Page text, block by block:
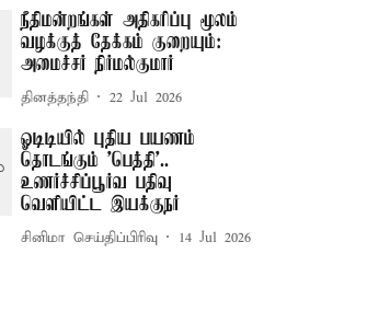
நீதிமன்றங்கள் அதிகரிப்பு மூலம்
வழக்குத் தேக்கம் குறையும்:
அமைச்சர் நிர்மல்குமார்
தினத்தந்தி 22 Jul 2026
ஓடிடியில் புதிய பயணம்
தொடங்கும் 'பெத்தி'..
உணர்ச்சிப்பூர்வ பதிவு
வெளியிட்ட இயக்குநர்
சினிமா செய்திப்பிரிவு 14 Jul 2026